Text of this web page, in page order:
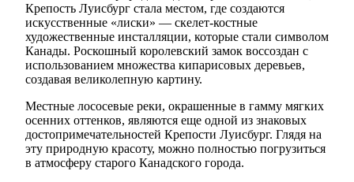
Крепость Луисбург стала местом, где создаются
искусственные «лиски» — скелет-костные
художественные инсталляции, которые стали символом
Канады. Роскошный королевский замок воссоздан с
использованием множества кипарисовых деревьев,
создавая великолепную картину.
Местные лососевые реки, окрашенные в гамму мягких
осенних оттенков, являются еще одной из знаковых
достопримечательностей Крепости Луисбург. Глядя на
эту природную красоту, можно полностью погрузиться
в атмосферу старого Канадского города.